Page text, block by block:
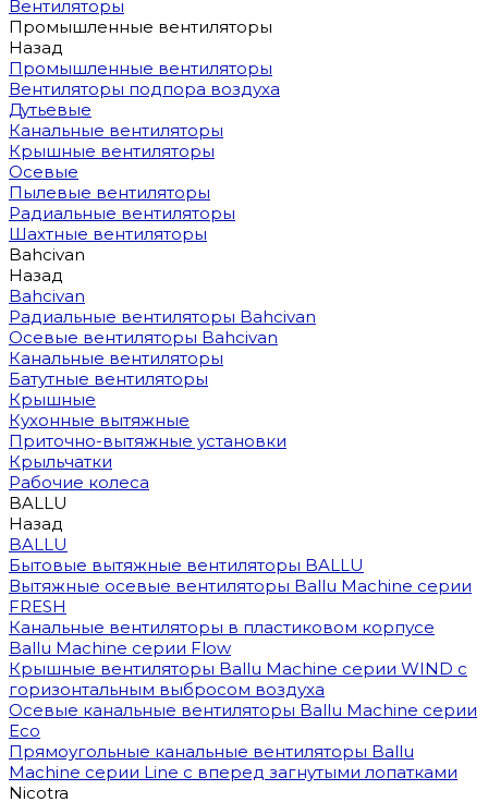
Вентиляторы
Промышленные вентиляторы
Назад
Промышленные вентиляторы
Вентиляторы подпора воздуха
Дутьевые
Канальные вентиляторы
Крышные вентиляторы
Осевые
Пылевые вентиляторы
Радиальные вентиляторы
Шахтные вентиляторы
Bahcivan
Назад
Bahcivan
Радиальные вентиляторы Bahcivan
Осевые вентиляторы Bahcivan
Канальные вентиляторы
Батутные вентиляторы
Крышные
Кухонные вытяжные
Приточно-вытяжные установки
Крыльчатки
Рабочие колеса
BALLU
Назад
BALLU
Бытовые вытяжные вентиляторы BALLU
Вытяжные осевые вентиляторы Ballu Machine серии
FRESH
Канальные вентиляторы в пластиковом корпусе
Ballu Machine серии Flow
Крышные вентиляторы Ballu Machine серии WIND с
горизонтальным выбросом воздуха
Осевые канальные вентиляторы Ballu Machine серии
Eco
Прямоугольные канальные вентиляторы Ballu
Machine серии Line с вперед загнутыми лопатками
Nicotra